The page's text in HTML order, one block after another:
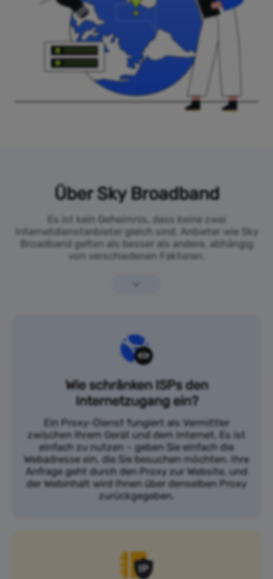
Über Sky Broadband
Es ist kein Geheimnis, dass keine zwei
Internetdienstanbieter gleich sind. Anbieter wie Sky
Broadband gelten als besser als andere, abhängig
von verschiedenen Faktoren.
Wie schränken ISPs den
Internetzugang ein?
Ein Proxy-Dienst fungiert als Vermittler
zwischen Ihrem Gerät und dem Internet. Es ist
einfach zu nutzen – geben Sie einfach die
Webadresse ein, die Sie besuchen möchten. Ihre
Anfrage geht durch den Proxy zur Website, und
der Webinhalt wird Ihnen über denselben Proxy
zurückgegeben.